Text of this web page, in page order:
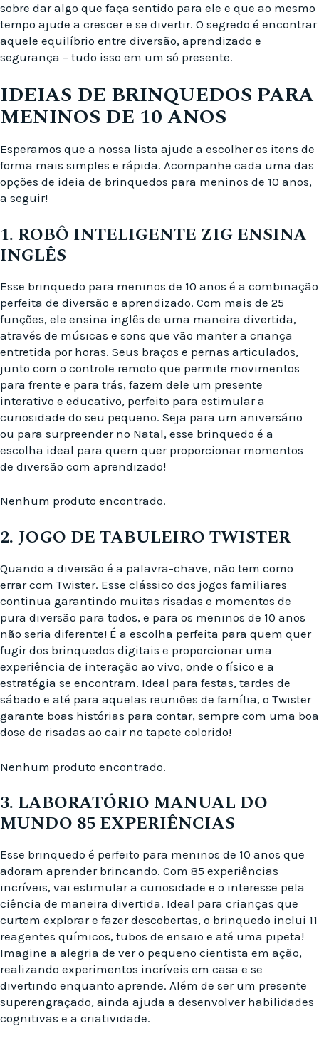
sobre dar algo que faça sentido para ele e que ao mesmo
tempo ajude a crescer e se divertir. O segredo é encontrar
aquele equilíbrio entre diversão, aprendizado e
segurança – tudo isso em um só presente.
IDEIAS DE BRINQUEDOS PARA
MENINOS DE 10 ANOS
Esperamos que a nossa lista ajude a escolher os itens de
forma mais simples e rápida. Acompanhe cada uma das
opções de ideia de brinquedos para meninos de 10 anos,
a seguir!
1. ROBÔ INTELIGENTE ZIG ENSINA
INGLÊS
Esse brinquedo para meninos de 10 anos é a combinação
perfeita de diversão e aprendizado. Com mais de 25
funções, ele ensina inglês de uma maneira divertida,
através de músicas e sons que vão manter a criança
entretida por horas. Seus braços e pernas articulados,
junto com o controle remoto que permite movimentos
para frente e para trás, fazem dele um presente
interativo e educativo, perfeito para estimular a
curiosidade do seu pequeno. Seja para um aniversário
ou para surpreender no Natal, esse brinquedo é a
escolha ideal para quem quer proporcionar momentos
de diversão com aprendizado!
Nenhum produto encontrado.
2. JOGO DE TABULEIRO TWISTER
Quando a diversão é a palavra-chave, não tem como
errar com Twister. Esse clássico dos jogos familiares
continua garantindo muitas risadas e momentos de
pura diversão para todos, e para os meninos de 10 anos
não seria diferente! É a escolha perfeita para quem quer
fugir dos brinquedos digitais e proporcionar uma
experiência de interação ao vivo, onde o físico e a
estratégia se encontram. Ideal para festas, tardes de
sábado e até para aquelas reuniões de família, o Twister
garante boas histórias para contar, sempre com uma boa
dose de risadas ao cair no tapete colorido!
Nenhum produto encontrado.
3. LABORATÓRIO MANUAL DO
MUNDO 85 EXPERIÊNCIAS
Esse brinquedo é perfeito para meninos de 10 anos que
adoram aprender brincando. Com 85 experiências
incríveis, vai estimular a curiosidade e o interesse pela
ciência de maneira divertida. Ideal para crianças que
curtem explorar e fazer descobertas, o brinquedo inclui 11
reagentes químicos, tubos de ensaio e até uma pipeta!
Imagine a alegria de ver o pequeno cientista em ação,
realizando experimentos incríveis em casa e se
divertindo enquanto aprende. Além de ser um presente
superengraçado, ainda ajuda a desenvolver habilidades
cognitivas e a criatividade.